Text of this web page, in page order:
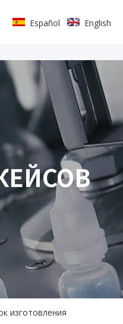
Español English
изготовления